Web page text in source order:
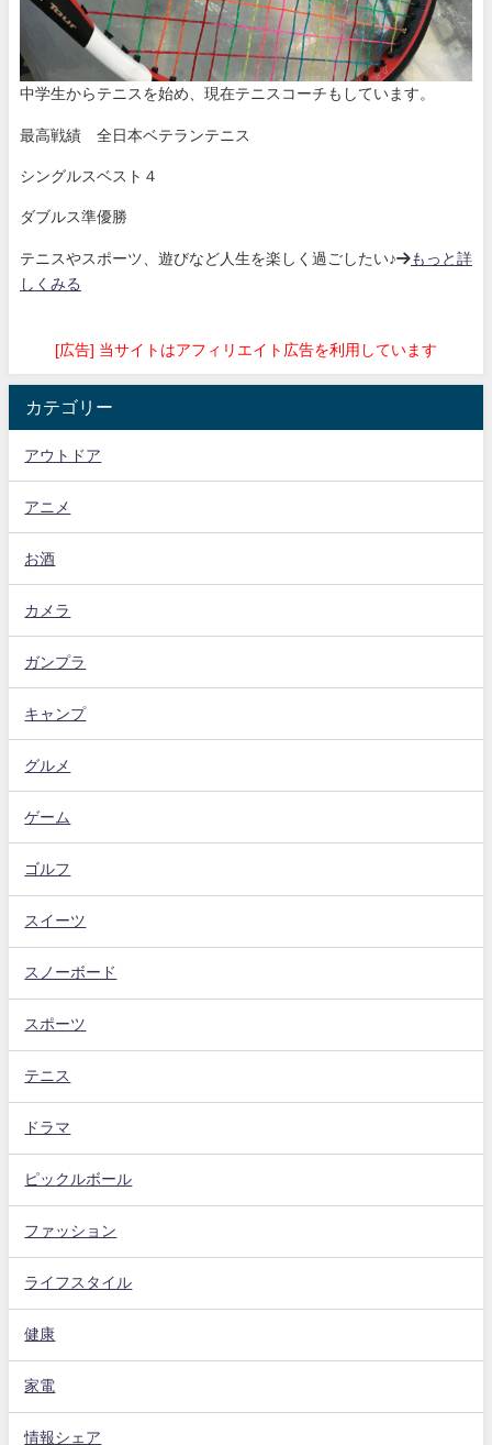
中学生からテニスを始め、現在テニスコーチもしています。
最高戦績 全日本ベテランテニス
シングルスベスト４
ダブルス準優勝
テニスやスポーツ、遊びなど人生を楽しく過ごしたい♪→もっと詳
しくみる
[広告] 当サイトはアフィリエイト広告を利用しています
カテゴリー
アウトドア
アニメ
お酒
カメラ
ガンプラ
キャンプ
グルメ
ゲーム
ゴルフ
スイーツ
スノーボード
スポーツ
テニス
ドラマ
ピックルボール
ファッション
ライフスタイル
健康
家電
情報シェア